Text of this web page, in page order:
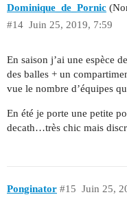
Dominique_de_Pornic
Juin 25, 2019, 7:59
#14
En saison j’ai une espèce
des balles + un
vue le nombre d’équipes
En été je porte une petite
decath…très chic mais
Ponginator Juin 25,
#15